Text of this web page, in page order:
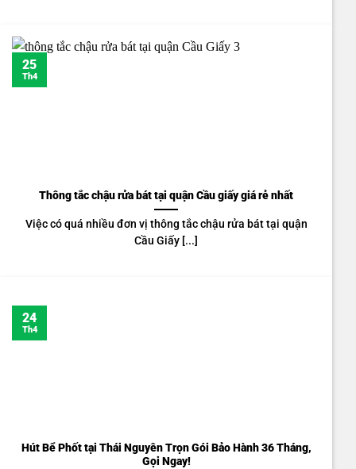
Thông tắc chậu rửa bát tại quận Cầu giấy giá rẻ nhất
Việc có quá nhiều đơn vị thông tắc chậu rửa bát tại quận
Cầu Giấy [...]
25
Th4
Hút Bể Phốt tại Thái Nguyên Trọn Gói Bảo Hành 36 Tháng,
Gọi Ngay!
24
Th4